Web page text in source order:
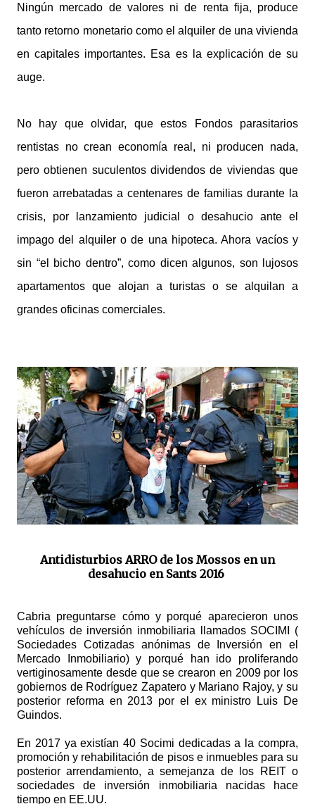
Ningún mercado de valores ni de renta fija, produce
tanto retorno monetario como el alquiler de una vivienda
en capitales importantes. Esa es la explicación de su
auge.
No hay que olvidar, que estos Fondos parasitarios
rentistas no crean economía real, ni producen nada,
pero obtienen suculentos dividendos de viviendas que
fueron arrebatadas a centenares de familias durante la
crisis, por lanzamiento judicial o desahucio ante el
impago del alquiler o de una hipoteca. Ahora vacíos y
sin “el bicho dentro”, como dicen algunos, son lujosos
apartamentos que alojan a turistas o se alquilan a
grandes oficinas comerciales.
Antidisturbios ARRO de los Mossos en un
desahucio en Sants 2016
Cabria preguntarse cómo y porqué aparecieron unos
vehículos de inversión inmobiliaria llamados SOCIMI (
Sociedades Cotizadas anónimas de Inversión en el
Mercado Inmobiliario) y porqué han ido proliferando
vertiginosamente desde que se crearon en 2009 por los
gobiernos de Rodríguez Zapatero y Mariano Rajoy, y su
posterior reforma en 2013 por el ex ministro Luis De
Guindos.
En 2017 ya existían 40 Socimi dedicadas a la compra,
promoción y rehabilitación de pisos e inmuebles para su
posterior arrendamiento, a semejanza de los REIT o
sociedades de inversión inmobiliaria nacidas hace
tiempo en EE.UU.